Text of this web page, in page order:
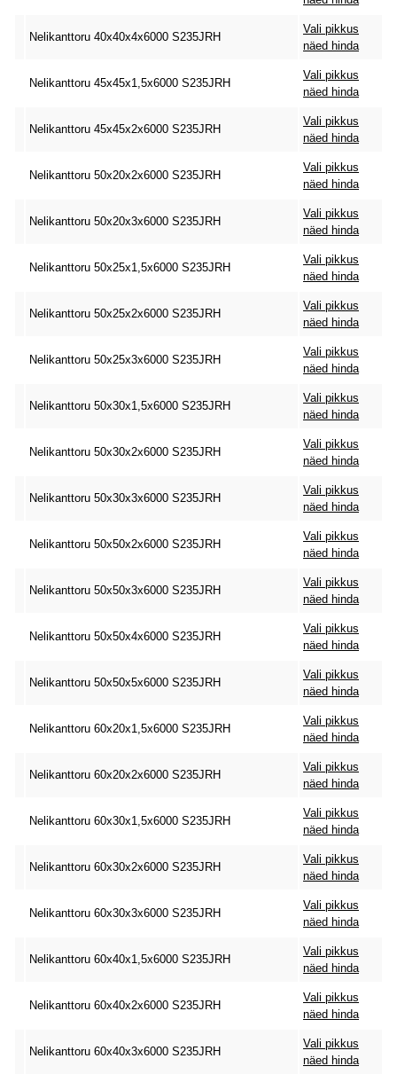
Nelikanttoru 40x40x4x6000 S235JRH
Vali pikkus
näed hinda
Nelikanttoru 45x45x1,5x6000 S235JRH
Vali pikkus
näed hinda
Nelikanttoru 45x45x2x6000 S235JRH
Vali pikkus
näed hinda
Nelikanttoru 50x20x2x6000 S235JRH
Vali pikkus
näed hinda
Nelikanttoru 50x20x3x6000 S235JRH
Vali pikkus
näed hinda
Nelikanttoru 50x25x1,5x6000 S235JRH
Vali pikkus
näed hinda
Nelikanttoru 50x25x2x6000 S235JRH
Vali pikkus
näed hinda
Nelikanttoru 50x25x3x6000 S235JRH
Vali pikkus
näed hinda
Nelikanttoru 50x30x1,5x6000 S235JRH
Vali pikkus
näed hinda
Nelikanttoru 50x30x2x6000 S235JRH
Vali pikkus
näed hinda
Nelikanttoru 50x30x3x6000 S235JRH
Vali pikkus
näed hinda
Nelikanttoru 50x50x2x6000 S235JRH
Vali pikkus
näed hinda
Nelikanttoru 50x50x3x6000 S235JRH
Vali pikkus
näed hinda
Nelikanttoru 50x50x4x6000 S235JRH
Vali pikkus
näed hinda
Nelikanttoru 50x50x5x6000 S235JRH
Vali pikkus
näed hinda
Nelikanttoru 60x20x1,5x6000 S235JRH
Vali pikkus
näed hinda
Nelikanttoru 60x20x2x6000 S235JRH
Vali pikkus
näed hinda
Nelikanttoru 60x30x1,5x6000 S235JRH
Vali pikkus
näed hinda
Nelikanttoru 60x30x2x6000 S235JRH
Vali pikkus
näed hinda
Nelikanttoru 60x30x3x6000 S235JRH
Vali pikkus
näed hinda
Nelikanttoru 60x40x1,5x6000 S235JRH
Vali pikkus
näed hinda
Nelikanttoru 60x40x2x6000 S235JRH
Vali pikkus
näed hinda
Nelikanttoru 60x40x3x6000 S235JRH
Vali pikkus
näed hinda